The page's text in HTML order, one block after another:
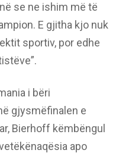
se ne ishim më të
E gjitha kjo nuk
sportiv, por edhe
i bëri
gjysmëfinalen e
Bierhoff këmbëngul
apo